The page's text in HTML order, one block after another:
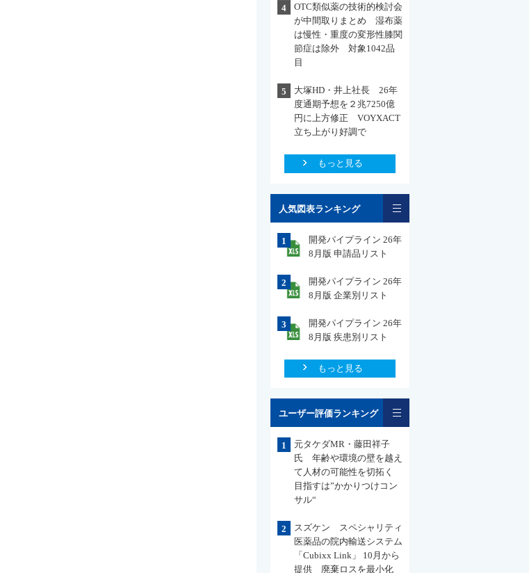
4
OTC類似薬の技術的検討会
が中間取りまとめ 湿布薬
は慢性・重度の変形性膝関
節症は除外 対象1042品
目
5
大塚HD・井上社長 26年
度通期予想を２兆7250億
円に上方修正 VOYXACT
立ち上がり好調で
もっと見る
人気図表ランキング
1
開発パイプライン 26年
8月版 申請品リスト
2
開発パイプライン 26年
8月版 企業別リスト
3
開発パイプライン 26年
8月版 疾患別リスト
もっと見る
ユーザー評価ランキング
1
元タケダMR・藤田祥子
氏 年齢や環境の壁を越え
て人材の可能性を切拓く
目指すは”かかりつけコン
サル“
2
スズケン スペシャリティ
医薬品の院内輸送システム
「Cubixx Link」 10月から
提供 廃棄ロスを最小化